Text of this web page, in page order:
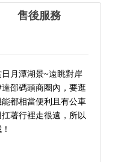
售後服務
月潭湖景~遠眺對岸
邵碼頭商圈內，要逛
都相當便利且有公車
著行裡走很遠，所以